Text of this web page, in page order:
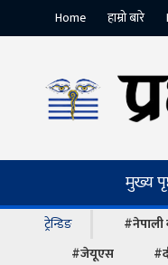
Home हाम्रो बारे
मुख्य
ट्रेन्डिङ #नेपाली
#जेयूएस